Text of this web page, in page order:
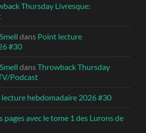
Thursday Livresque:
dans Point lecture
#30
dansThrowback Thursday
Podcast
hebdomadaire 2026 #30
pages avec le tome 1 des Lurons de